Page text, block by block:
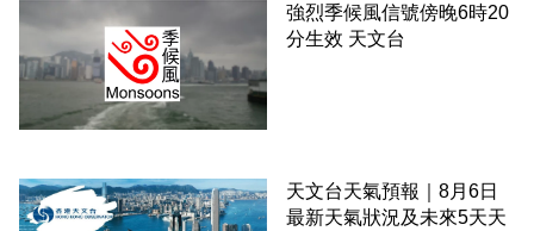
強烈季候風信號傍晚6時20
分生效 天文台
天文台天氣預報｜8月6日
最新天氣狀況及未來5天天